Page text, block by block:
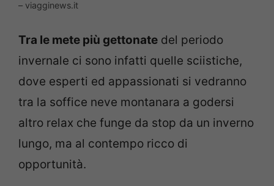
– viagginews.it
Tra le mete più gettonate del periodo
invernale ci sono infatti quelle sciistiche,
dove esperti ed appassionati si vedranno
tra la soffice neve montanara a godersi
altro relax che funge da stop da un inverno
lungo, ma al contempo ricco di
opportunità.